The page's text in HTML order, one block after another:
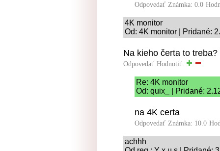
Odpovedať Známka: 0.0
4K monitor
Od: 4K monitor | Pridané:
Na kieho čerta to treba?
Odpovedať Hodnotiť:
Re: 4K monitor
Od: quix_ | Pridané:
na 4K certa
Odpovedať Známka: 10.0
achhh